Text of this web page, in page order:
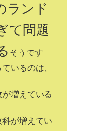
ランド
て問題
そうです
いるのは、
が増えている
科が増えてい